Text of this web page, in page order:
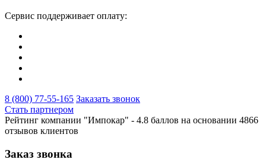
Сервис поддерживает оплату:
8 (800) 77-55-165 Заказать звонок
Стать партнером
Рейтинг компании "Импокар" - 4.8 баллов на основании 4866
отзывов клиентов
Заказ звонка